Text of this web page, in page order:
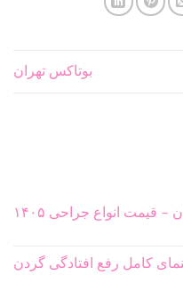
بوتاکس تهران
قیمت انواع جراحی ۱۴۰۵
کامل رفع افتادگی گردن